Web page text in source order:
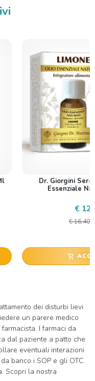
Dr. Giorgini Ser-
Essenziale
€
€ 16,40
shopping_cart
dei disturbi lievi
un parere medico
I farmaci da
dal paziente a patto che
eventuali interazioni
banco i SOP e gli OTC
Scopri la nostra